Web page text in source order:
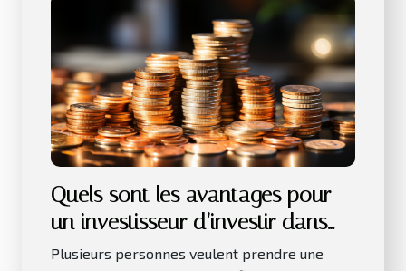
Quels sont les avantages pour
un investisseur d’investir dans
les LMNP ?
Plusieurs personnes veulent prendre une